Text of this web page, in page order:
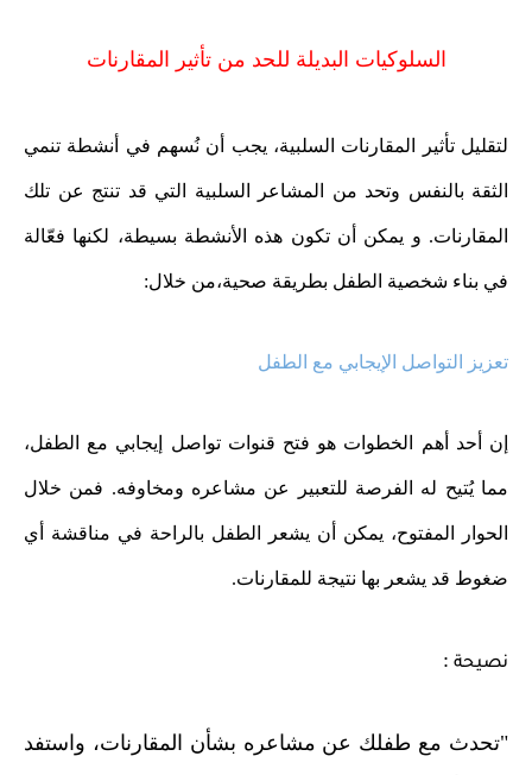
السلوكيات البديلة للحد من تأثير المقارنات
لتقليل تأثير المقارنات السلبية، يجب أن نُسهم في أنشطة تنمي
الثقة بالنفس وتحد من المشاعر السلبية التي قد تنتج عن تلك
المقارنات. و يمكن أن تكون هذه الأنشطة بسيطة، لكنها فعّالة
في بناء شخصية الطفل بطريقة صحية،من خلال:
تعزيز التواصل الإيجابي مع الطفل
إن أحد أهم الخطوات هو فتح قنوات تواصل إيجابي مع الطفل،
مما يُتيح له الفرصة للتعبير عن مشاعره ومخاوفه. فمن خلال
الحوار المفتوح، يمكن أن يشعر الطفل بالراحة في مناقشة أي
ضغوط قد يشعر بها نتيجة للمقارنات.
نصيحة :
"تحدث مع طفلك عن مشاعره بشأن المقارنات، واستفد